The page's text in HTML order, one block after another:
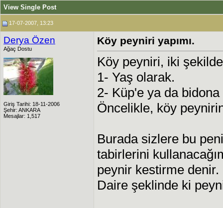
View Single Post
17-07-2007, 13:23
Derya Özen
Ağaç Dostu
Giriş Tarihi: 18-11-2006
Şehir: ANKARA
Mesajlar: 1,517
Köy peyniri yapımı.
Köy peyniri, iki
1- Yaş olarak.
2- Küp'e ya da bidona
Öncelikle, köy
Burada sizlere bu
tabirlerini
peynir kestirme denir.
Daire şeklinde ki